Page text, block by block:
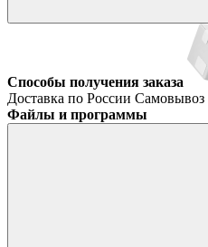
Способы получения заказа
Доставка по России Самовывоз
Файлы и программы